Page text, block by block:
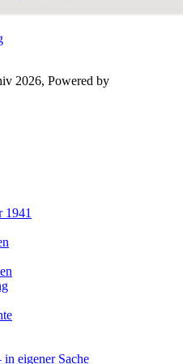
2026, Powered by
1941
eigener Sache